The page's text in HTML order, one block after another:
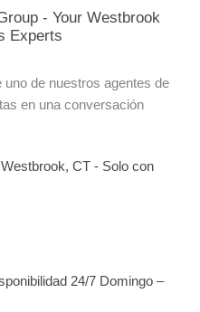
- Your Westbrook
Experts
de nuestros agentes de
en una conversación
Westbrook, CT - Solo con
24/7 Domingo –